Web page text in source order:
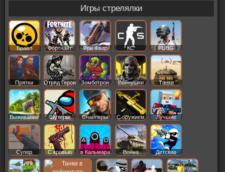
Игры стрелялки
Бравл
Старс
Фортнайт Фри Фаер КС PUBG
Прятки Отряд Герои Зомботрон Войнушки Танки
Выживание Шутеры Снайперы С оружием Лучшие
Супер С кровью в Кальмара Война Детские